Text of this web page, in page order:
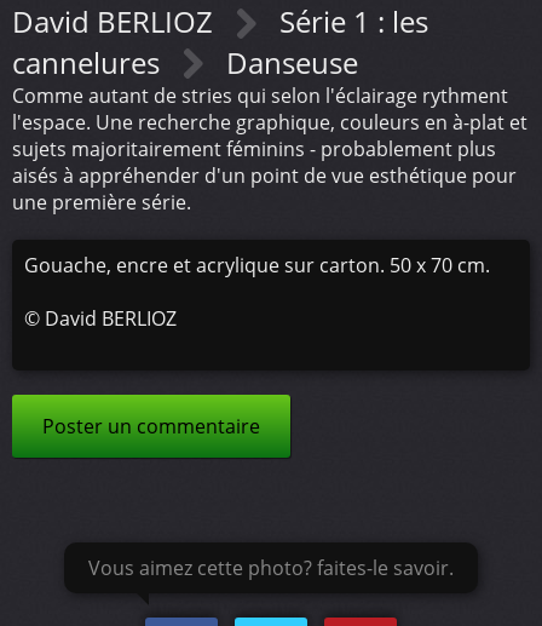
David BERLIOZ
Série 1 : les
cannelures
Danseuse
Comme autant de stries qui selon l'éclairage rythment
l'espace. Une recherche graphique, couleurs en à-plat et
sujets majoritairement féminins - probablement plus
aisés à appréhender d'un point de vue esthétique pour
une première série.
Gouache, encre et acrylique sur carton. 50 x 70 cm.
© David BERLIOZ
Poster un commentaire
Vous aimez cette photo? faites-le savoir.